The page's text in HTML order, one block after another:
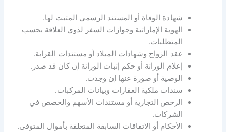
شهادة الوفاة أو المستند الرسمي المثبت لها.
الهوية الإماراتية وجوازات السفر لذوي العلاقة بحسب
المتطلبات.
عقد الزواج وشهادات الميلاد أو مستندات القرابة.
إعلام الوراثة أو حكم إثبات الوراثة إن كان قد صدر.
الوصية أو صورة عنها إن وجدت.
سندات ملكية العقارات وبيانات المركبات.
الرخص التجارية أو مستندات الأسهم والحصص في
الشركات.
الأحكام أو الاتفاقات السابقة المتعلقة بأموال المتوفى.